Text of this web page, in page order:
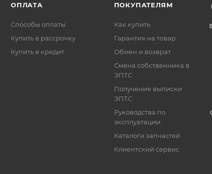
ОПЛАТА
Способы оплаты
Купить в рассрочку
Купить в кредит
ПОКУПАТЕЛЯМ
Как купить
Гарантия на товар
Обмен и возврат
Смена собственника в
ЭПТС
Получение выписки
ЭПТС
Руководства по
эксплуатации
Каталоги запчастей
Клиентский сервис